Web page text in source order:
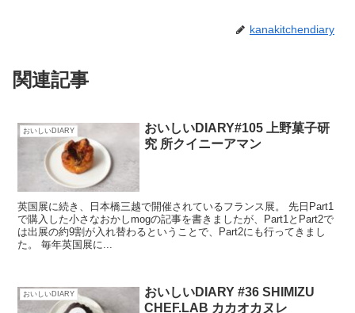
kanakitchendiary
関連記事
おいしいDIARY
おいしいDIARY#105 上野菓子研
究 所クイニーアマン
英国展に続き、日本橋三越で開催されているフランス展。 先日Part1
で購入した小さなおかしmogの記事を書きましたが、Part1とPart2で
は出展の約9割が入れ替わるということで、Part2にも行ってきまし
た。 毎年英国展に...
おいしいDIARY
おいしいDIARY #36 SHIMIZU
CHEF.LAB カカオカヌレ